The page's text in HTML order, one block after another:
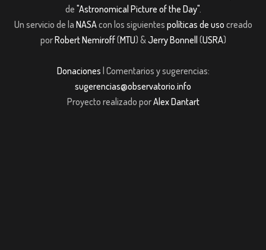
de "Astronomical Picture of the Day".
Un servicio de la NASAcon los siguientes políticas de uso creado
porRobert Nemiroff(MTU) &Jerry Bonnell (USRA)
Donaciones | Comentarios y sugerencias:
sugerencias@observatorio.info
Proyecto realizado porAlex Dantart